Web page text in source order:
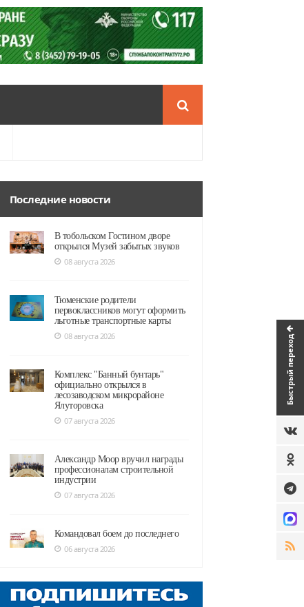
Быстрый переход
Последние новости
В тобольском Гостином дворе
открылся Музей забытых звуков
08 августа 2026
Тюменские родители
первоклассников могут оформить
льготные транспортные карты
08 августа 2026
Комплекс "Банный бунтарь"
официально открылся в
лесозаводском микрорайоне
Ялуторовска
07 августа 2026
Александр Моор вручил награды
профессионалам строительной
индустрии
07 августа 2026
Командовал боем до последнего
06 августа 2026